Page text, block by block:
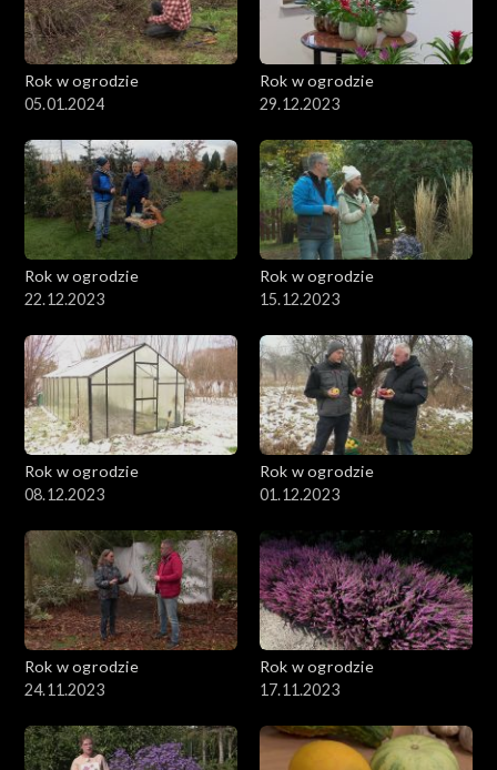
Rok w ogrodzie
05.01.2024
Rok w ogrodzie
29.12.2023
Rok w ogrodzie
22.12.2023
Rok w ogrodzie
15.12.2023
Rok w ogrodzie
08.12.2023
Rok w ogrodzie
01.12.2023
Rok w ogrodzie
24.11.2023
Rok w ogrodzie
17.11.2023